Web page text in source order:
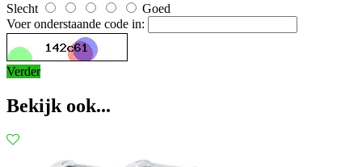
Slecht
Goed
Voer onderstaande code in:
Verder
Bekijk ook...